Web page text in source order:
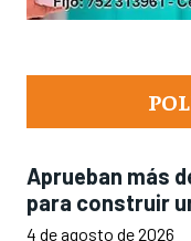
Aprueban más
para construir
4 de agosto de 2026